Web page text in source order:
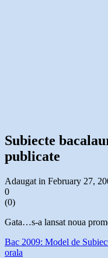
Subiecte
publicate
Adaugat in February 27,
0
(0)
Gata…s-a lansat noua
Bac 2009: Model de
orala